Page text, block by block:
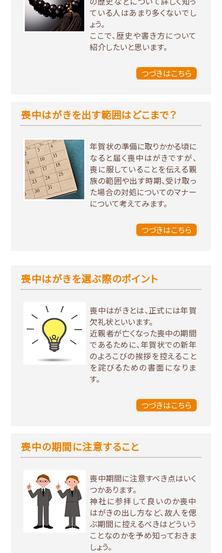
ている人はあまり多くないでし
ょう。
ここで、歴史や書き方について
紹介したいと思います。
つづきはこちら
喪中はがきを出す範囲はどこまで？
年賀状の準備に取りかかる頃に
なると届く喪中はがきですが、
喪に服していることを伝える親
族の範囲や出す時期、受け取っ
た場合の対処についてのマナー
について考えてみます。
つづきはこちら
喪中はがきを選ぶ際のポイント
喪中はがきとは、正式には年賀
欠礼状といいます。
近親者が亡くなった喪中の期間
であるために、年賀状での新年
のよろこびの挨拶を控えること
を詫びるための書面になりま
す。
つづきはこちら
喪中の期間に注意すること
喪中期間に注意すべき点はいく
つかあります。
神社に参拝して良いのか喪中
はがきの出し方など、故人を偲
ぶ期間に控えるべきはどういう
ことなのかを予め知っておきま
しょう。